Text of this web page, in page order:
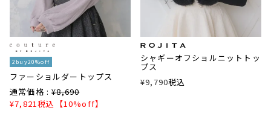
2buy20%off
ファーショルダートップス
通常価格 : ¥8,690
¥7,821税込 【10%off】
シャギーオフショルニットトッ
プス
¥9,790税込